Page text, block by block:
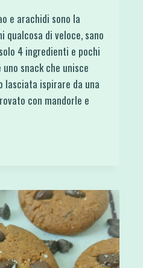
e arachidi sono la
di veloce, sano
4 ingredienti e pochi
snack che unisce
lasciata ispirare da una
con mandorle e